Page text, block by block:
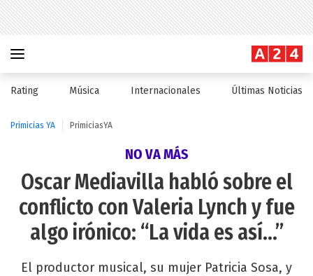
Rating Música Internacionales Últimas Noticias
Primicias YA PrimiciasYA
NO VA MÁS
Oscar Mediavilla habló sobre el
conflicto con Valeria Lynch y fue
algo irónico: “La vida es así...”
El productor musical, su mujer Patricia Sosa, y